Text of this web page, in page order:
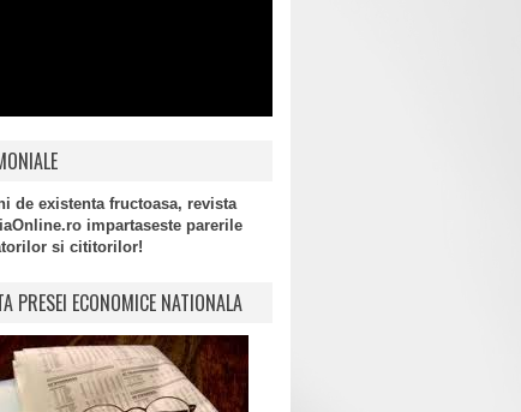
de existenta fructoasa, revista
impartaseste parerile
si cititorilor!
PRESEI ECONOMICE NATIONALA